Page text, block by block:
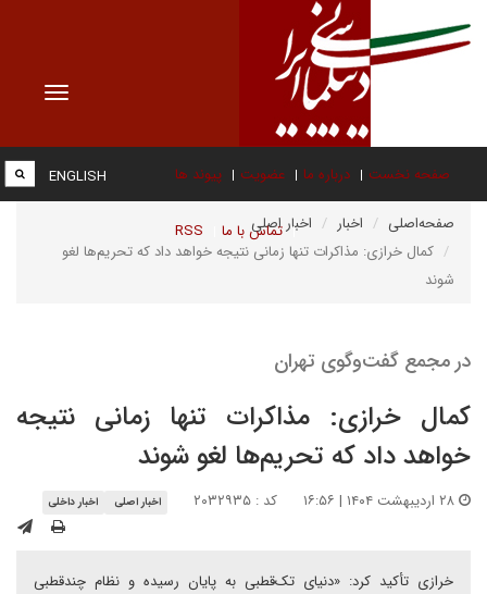
Toggle
صفحه نخست درباره ما عضویت پیوند ها
تماس با ما RSS
ENGLISH
صفحه‌اصلی اخبار
اخبار اصلی
کمال خرازی: مذاکرات تنها زمانی نتیجه خواهد داد که تحریم‌ها لغو
شوند
در مجمع گفت‌وگوی تهران
کمال خرازی: مذاکرات تنها زمانی نتیجه
خواهد داد که تحریم‌ها لغو شوند
کد : ۲۰۳۲۹۳۵ اخبار اصلی اخبار داخلی
خرازی تأکید کرد: «دنیای تک‌قطبی به پایان رسیده و نظام چندقطبی